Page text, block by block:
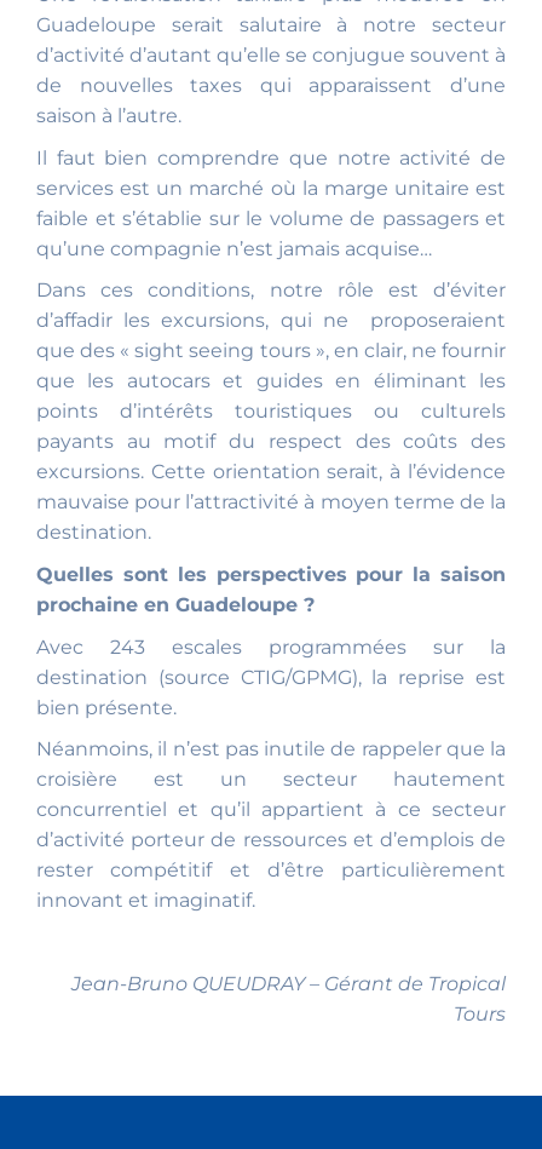
Guadeloupe serait salutaire à notre secteur
d’activité d’autant qu’elle se conjugue souvent à
de nouvelles taxes qui apparaissent d’une
saison à l’autre.
Il faut bien comprendre que notre activité de
services est un marché où la marge unitaire est
faible et s’établie sur le volume de passagers et
qu’une compagnie n’est jamais acquise…
Dans ces conditions, notre rôle est d’éviter
d’affadir les excursions, qui ne proposeraient
que des « sight seeing tours », en clair, ne fournir
que les autocars et guides en éliminant les
points d’intérêts touristiques ou culturels
payants au motif du respect des coûts des
excursions. Cette orientation serait, à l’évidence
mauvaise pour l’attractivité à moyen terme de la
destination.
Quelles sont les perspectives pour la saison
prochaine en Guadeloupe ?
Avec 243 escales programmées sur la
destination (source CTIG/GPMG), la reprise est
bien présente.
Néanmoins, il n’est pas inutile de rappeler que la
croisière est un secteur hautement
concurrentiel et qu’il appartient à ce secteur
d’activité porteur de ressources et d’emplois de
rester compétitif et d’être particulièrement
innovant et imaginatif.
Jean-Bruno QUEUDRAY – Gérant de Tropical
Tours